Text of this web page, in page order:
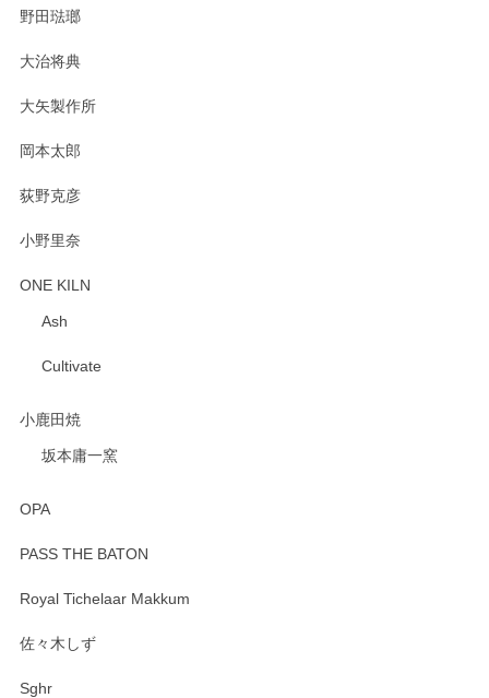
野田琺瑯
大治将典
大矢製作所
岡本太郎
荻野克彦
小野里奈
ONE KILN
Ash
Cultivate
小鹿田焼
坂本庸一窯
OPA
PASS THE BATON
Royal Tichelaar Makkum
佐々木しず
Sghr